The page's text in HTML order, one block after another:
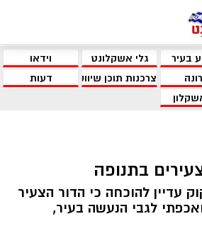
בעיר גלי אשקלונט
וידאו
צרכנות תוכן שיווקי
דעות
בתנופה
עדיין להוכחה כי הדור הצעיר
לגבי הנעשה בעיר,